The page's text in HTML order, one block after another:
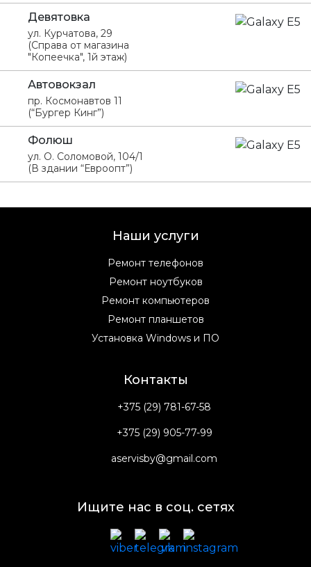
Девятовка
ул. Курчатова, 29
(Справа от магазина
"Копеечка", 1й этаж)
Автовокзал
пр. Космонавтов 11
(“Бургер Кинг”)
Фолюш
ул. О. Соломовой, 104/1
(В здании “Евроопт”)
Наши услуги
Ремонт телефонов
Ремонт ноутбуков
Ремонт компьютеров
Ремонт планшетов
Установка Windows и ПО
Контакты
+375 (29) 781-67-58
+375 (29) 905-77-99
aservisby@gmail.com
Ищите нас в соц. сетях